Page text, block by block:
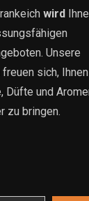
wird
Unsere
sich, Ihnen
Düfte und
zu bringen.